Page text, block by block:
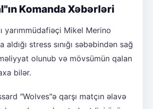
Komanda Xəbərləri
yarımmüdafiəçi Mikel Merino
aldığı stress sınığı səbəbindən sağ
olunub və mövsümün qalan
bilər.
"Wolves"ə qarşı matçın əlavə